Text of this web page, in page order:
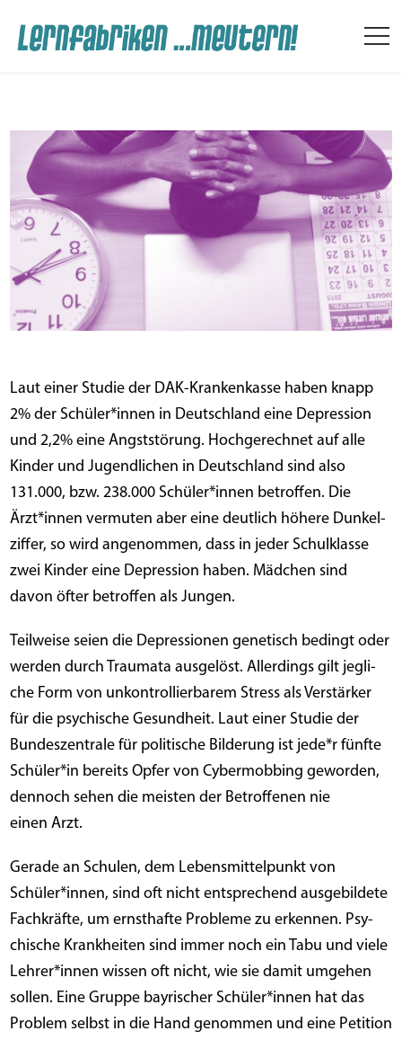
Depressionen bei
Schüler*innen
Laut einer Stu­die der DAK-Kran­ken­kas­se haben knapp
2% der Schüler*innen in Deutsch­land eine Depres­si­on
und 2,2% eine Angst­stö­rung. Hoch­ge­rech­net auf alle
Kin­der und Jugend­li­chen in Deutsch­land sind also
131.000, bzw. 238.000 Schüler*innen betrof­fen. Die
Ärzt*innen ver­mu­ten aber eine deut­lich höhe­re Dun­kel­
zif­fer, so wird ange­nom­men, dass in jeder Schul­klas­se
zwei Kin­der eine Depres­si­on haben. Mäd­chen sind
davon öfter betrof­fen als Jungen.
Teil­wei­se sei­en die Depres­sio­nen gene­tisch bedingt oder
wer­den durch Trau­ma­ta aus­ge­löst. Aller­dings gilt jeg­li­
che Form von unkon­trol­lier­ba­rem Stress als Ver­stär­ker
für die psy­chi­sche Gesund­heit. Laut einer Stu­die der
Bun­des­zen­tra­le für poli­ti­sche Bil­de­rung ist jede*r fünf­te
Schüler*in bereits Opfer von Cyber­mob­bing gewor­den,
den­noch sehen die meis­ten der Betrof­fe­nen nie
einen Arzt.
Gera­de an Schu­len, dem Lebens­mit­tel­punkt von
Schüler*innen, sind oft nicht ent­spre­chend aus­ge­bil­de­te
Fach­kräf­te, um ernst­haf­te Pro­ble­me zu erken­nen. Psy­
chi­sche Krank­hei­ten sind immer noch ein Tabu und vie­le
Lehrer*innen wis­sen oft nicht, wie sie damit umge­hen
sol­len. Eine Grup­pe bay­ri­scher Schüler*innen hat das
Pro­blem selbst in die Hand genom­men und eine Peti­ti­on